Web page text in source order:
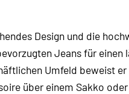
Design und die
Jeans für
Umfeld beweist
über einem Sakko